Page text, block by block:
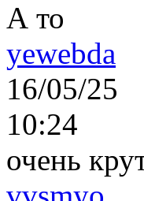
А то
yewebda
16/05/25
10:24
очень